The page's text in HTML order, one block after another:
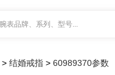
腕表品牌、系列、型号...
> 结婚戒指 > 60989370参数